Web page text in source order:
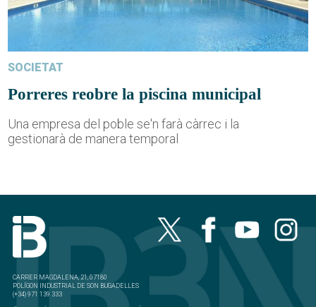
SOCIETAT
Porreres reobre la piscina municipal
Una empresa del poble se'n farà càrrec i la
gestionarà de manera temporal
CARRER MAGDALENA, 21, 07180
POLÍGON INDUSTRIAL DE SON BUGADELLES
(+34) 971 139 333